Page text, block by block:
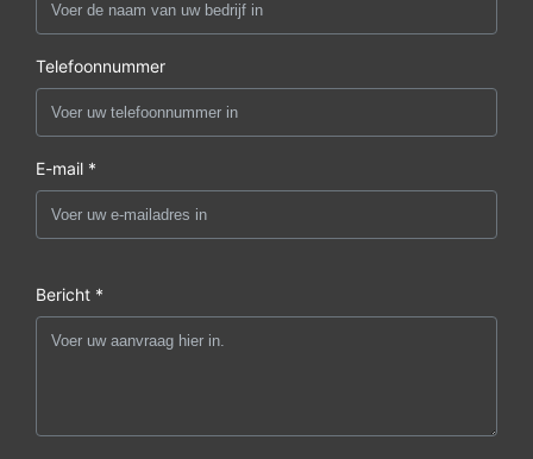
Telefoonnummer
E-mail *
Bericht *